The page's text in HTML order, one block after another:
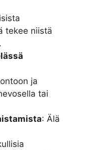
tekee niistä
ja
tai
: Älä